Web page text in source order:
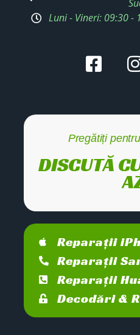
Luni - Vineri: 09:30 -
Pregătiți
DISCUTĂ
Reparații
Reparații
Reparații
Decodări &